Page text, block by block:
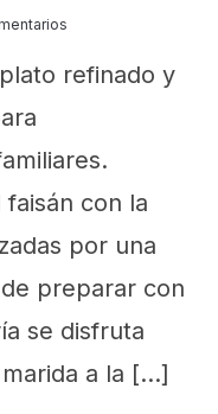
refinado y
con la
por una
preparar con
se disfruta
a la […]